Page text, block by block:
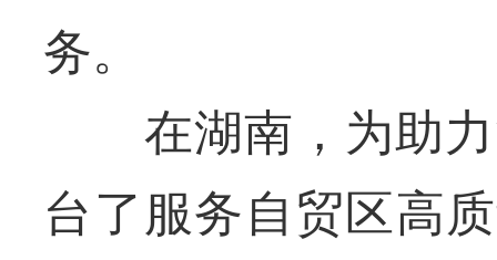
务。
在湖南，为助力
台了服务自贸区高